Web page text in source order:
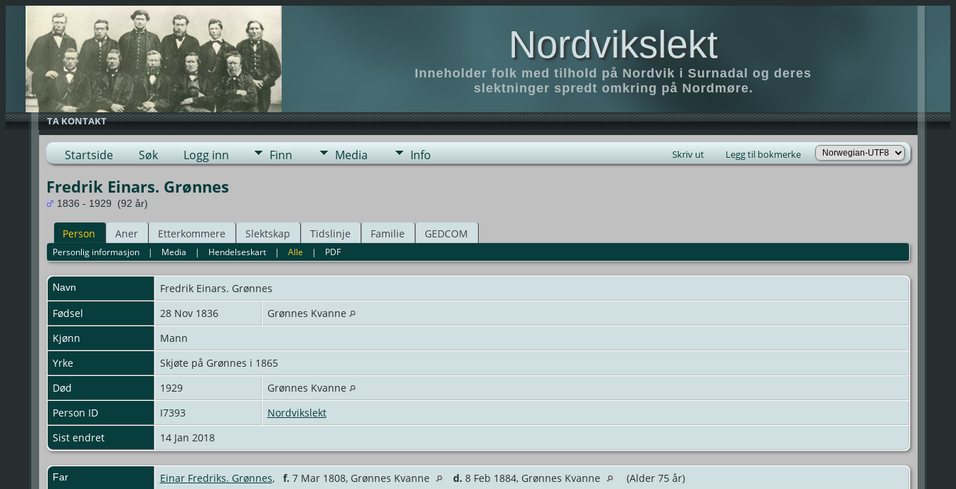
Nordvikslekt
Inneholder folk med tilhold på Nordvik i Surnadal og deres
slektninger spredt omkring på Nordmøre.
TA KONTAKT
Startside Søk Logg inn Finn Media Info Skriv ut Legg til bokmerke
Fredrik Einars. Grønnes
1836 - 1929 (92 år)
Person Aner Etterkommere Slektskap Tidslinje Familie GEDCOM
Personlig informasjon| Media | Hendelseskart| Alle | PDF
Navn Fredrik Einars. Grønnes
Fødsel
28 Nov 1836
Grønnes Kvanne
Kjønn
Mann
Yrke
Skjøte på Grønnes i 1865
Død
1929
Grønnes Kvanne
Person ID
I7393
Nordvikslekt
Sist endret
14 Jan 2018
Far Einar Fredriks. Grønnes, f. 7 Mar 1808, Grønnes Kvanne d. 8 Feb 1884, Grønnes Kvanne
(Alder 75 år)